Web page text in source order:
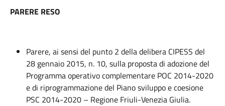
PARERE RESO
Parere, ai sensi del punto 2 della delibera CIPESS del
28 gennaio 2015, n. 10, sulla proposta di adozione del
Programma operativo complementare POC 2014-2020
e di riprogrammazione del Piano sviluppo e coesione
PSC 2014-2020 – Regione Friuli-Venezia Giulia.